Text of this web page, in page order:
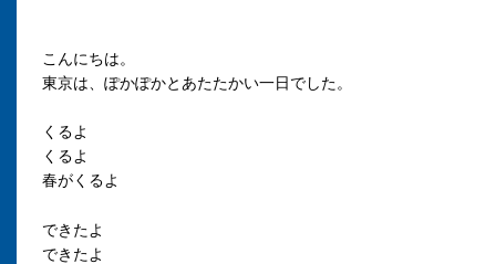
こんにちは。
東京は、ぽかぽかとあたたかい一日でした。
くるよ
くるよ
春がくるよ
できたよ
できたよ